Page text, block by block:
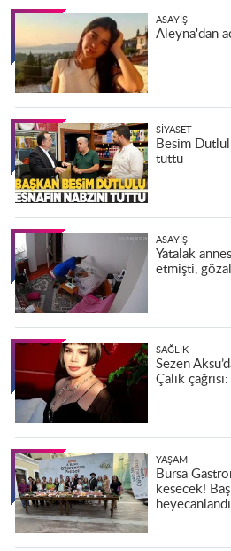
ASAYIŞ
Aleyna'dan
SIYASET
Besim
tuttu
ASAYIŞ
Yatalak
etmişti,
SAĞLIK
Sezen
Çalık
YAŞAM
Bursa
kesecek!